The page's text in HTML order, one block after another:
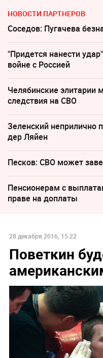
НОВОСТИ ПАРТНЕРОВ
Соседов: Пугачева
"Придется нанести
войне с Россией
Челябинские элитарии
следствия на СВО
Зеленский неприлично
дер Ляйен
Песков: СВО может
Пенсионерам с
праве на доплаты
28 декабря 2016, 15:22
Поветкин